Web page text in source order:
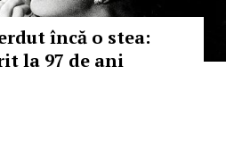
încă o stea:
la 97 de ani